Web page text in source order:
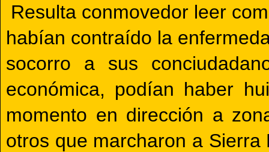
Resulta conmovedor leer
habían contraído la
socorro a sus
económica, podían haber
momento en dirección a
otros que marcharon a